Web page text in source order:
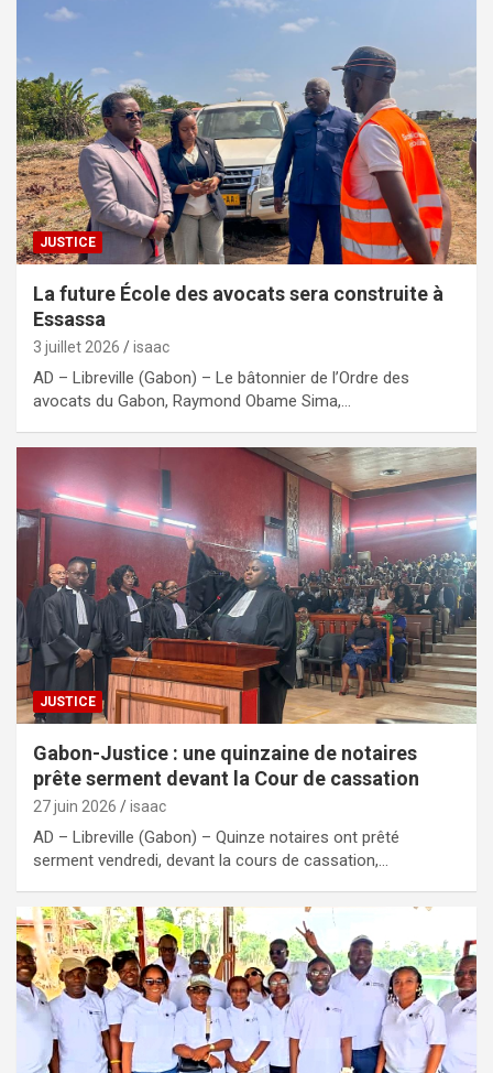
JUSTICE
La future École des avocats sera construite à
Essassa
3 juillet 2026 isaac
AD – Libreville (Gabon) – Le bâtonnier de l’Ordre des
avocats du Gabon, Raymond Obame Sima,…
JUSTICE
Gabon-Justice : une quinzaine de notaires
prête serment devant la Cour de cassation
27 juin 2026 isaac
AD – Libreville (Gabon) – Quinze notaires ont prêté
serment vendredi, devant la cours de cassation,…